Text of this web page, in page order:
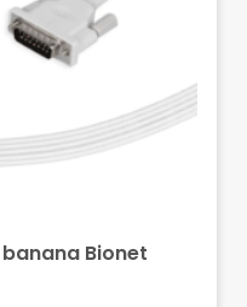
Bionet